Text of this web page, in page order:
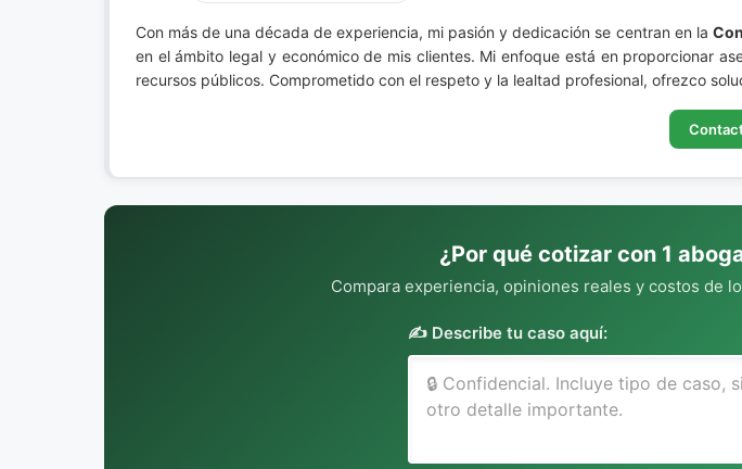
Con más de una década de experiencia, mi pasión y dedicación se centran en la
en el ámbito legal y económico de mis clientes. Mi enfoque está en proporcionar
recursos públicos. Comprometido con el respeto y la lealtad profesional, ofrezco
¿Por qué cotizar con 1
Compara experiencia, opiniones reales y costos de
✍️ Describe tu caso aquí: